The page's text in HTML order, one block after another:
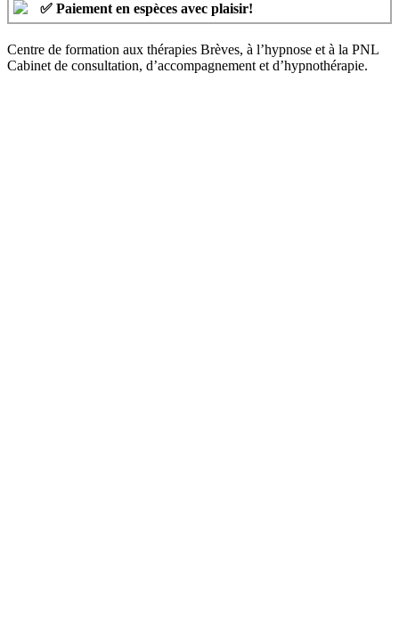
✅ Paiement en espèces avec plaisir!
Centre de formation aux thérapies Brèves, à l’hypnose et à la PNL
Cabinet de consultation, d’accompagnement et d’hypnothérapie.